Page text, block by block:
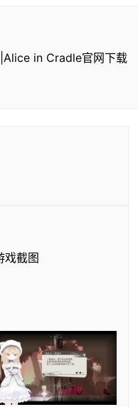
in Cradle官网下载